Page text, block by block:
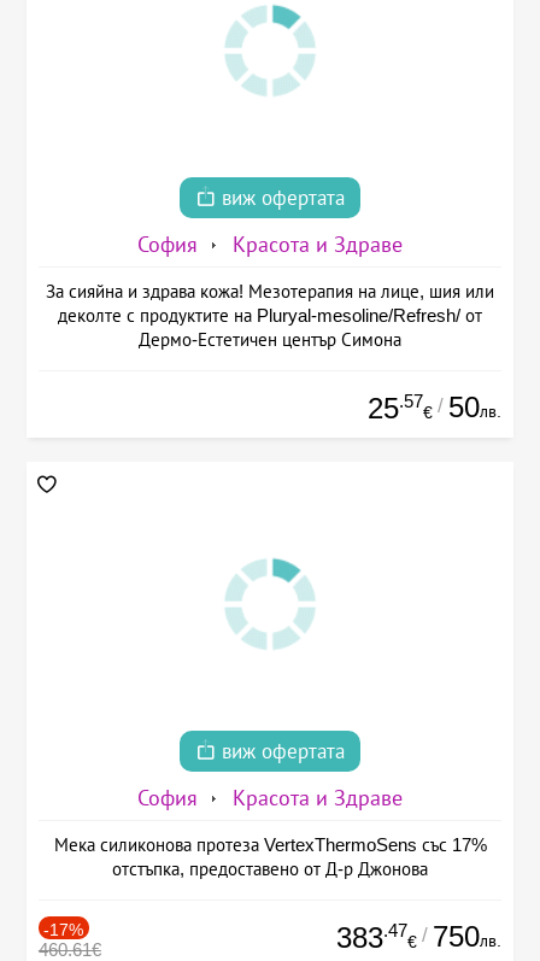
виж офертата
София Красота и Здраве
За сияйна и здрава кожа! Мезотерапия на лице, шия или
деколте с продуктите на Pluryal-mesoline/Refresh/ от
Дермо-Естетичен център Симона
25.57
€ / 50лв.
виж офертата
София Красота и Здраве
Мека силиконова протеза VertexThermoSens със 17%
отстъпка, предоставено от Д-р Джонова
-17%
460.61€ 383.47
€ / 750лв.